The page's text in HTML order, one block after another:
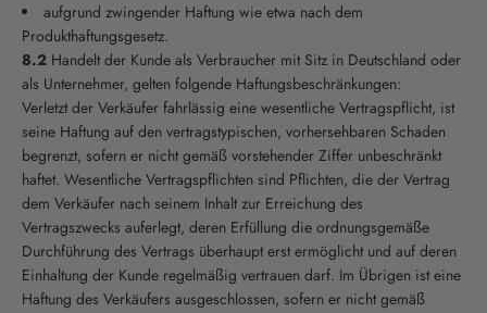
aufgrund zwingender Haftung wie etwa nach dem
Produkthaftungsgesetz.
8.2 Handelt der Kunde als Verbraucher mit Sitz in Deutschland oder
als Unternehmer, gelten folgende Haftungsbeschränkungen:
Verletzt der Verkäufer fahrlässig eine wesentliche Vertragspflicht, ist
seine Haftung auf den vertragstypischen, vorhersehbaren Schaden
begrenzt, sofern er nicht gemäß vorstehender Ziffer unbeschränkt
haftet. Wesentliche Vertragspflichten sind Pflichten, die der Vertrag
dem Verkäufer nach seinem Inhalt zur Erreichung des
Vertragszwecks auferlegt, deren Erfüllung die ordnungsgemäße
Durchführung des Vertrags überhaupt erst ermöglicht und auf deren
Einhaltung der Kunde regelmäßig vertrauen darf. Im Übrigen ist eine
Haftung des Verkäufers ausgeschlossen, sofern er nicht gemäß